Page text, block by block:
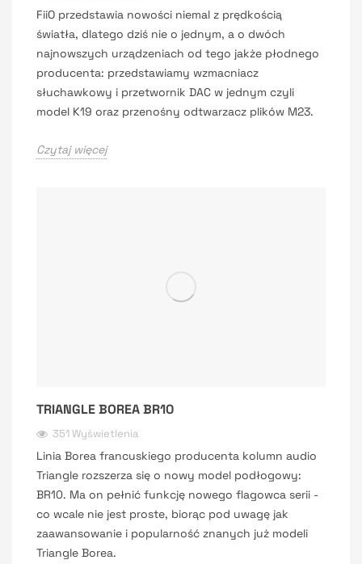
FiiO przedstawia nowości niemal z prędkością
światła, dlatego dziś nie o jednym, a o dwóch
najnowszych urządzeniach od tego jakże płodnego
producenta: przedstawiamy wzmacniacz
słuchawkowy i przetwornik DAC w jednym czyli
model K19 oraz przenośny odtwarzacz plików M23.
Czytaj więcej
TRIANGLE BOREA BR10
351 Wyświetlenia
Linia Borea francuskiego producenta kolumn audio
Triangle rozszerza się o nowy model podłogowy:
BR10. Ma on pełnić funkcję nowego flagowca serii -
co wcale nie jest proste, biorąc pod uwagę jak
zaawansowanie i popularność znanych już modeli
Triangle Borea.